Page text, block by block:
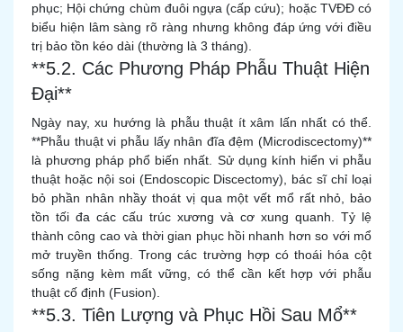
phục; Hội chứng chùm đuôi ngựa (cấp cứu); hoặc TVĐĐ có
biểu hiện lâm sàng rõ ràng nhưng không đáp ứng với điều
trị bảo tồn kéo dài (thường là 3 tháng).
**5.2. Các Phương Pháp Phẫu Thuật Hiện
Đại**
Ngày nay, xu hướng là phẫu thuật ít xâm lấn nhất có thể.
**Phẫu thuật vi phẫu lấy nhân đĩa đệm (Microdiscectomy)**
là phương pháp phổ biến nhất. Sử dụng kính hiển vi phẫu
thuật hoặc nội soi (Endoscopic Discectomy), bác sĩ chỉ loại
bỏ phần nhân nhầy thoát vị qua một vết mổ rất nhỏ, bảo
tồn tối đa các cấu trúc xương và cơ xung quanh. Tỷ lệ
thành công cao và thời gian phục hồi nhanh hơn so với mổ
mở truyền thống. Trong các trường hợp có thoái hóa cột
sống nặng kèm mất vững, có thể cần kết hợp với phẫu
thuật cố định (Fusion).
**5.3. Tiên Lượng và Phục Hồi Sau Mổ**